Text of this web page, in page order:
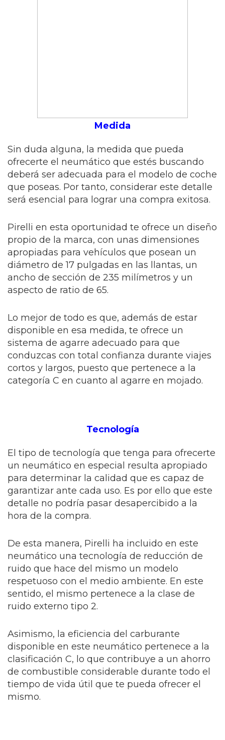
Medida
Sin duda alguna, la medida que pueda
ofrecerte el neumático que estés buscando
deberá ser adecuada para el modelo de coche
que poseas. Por tanto, considerar este detalle
será esencial para lograr una compra exitosa.
Pirelli en esta oportunidad te ofrece un diseño
propio de la marca, con unas dimensiones
apropiadas para vehículos que posean un
diámetro de 17 pulgadas en las llantas, un
ancho de sección de 235 milímetros y un
aspecto de ratio de 65.
Lo mejor de todo es que, además de estar
disponible en esa medida, te ofrece un
sistema de agarre adecuado para que
conduzcas con total confianza durante viajes
cortos y largos, puesto que pertenece a la
categoría C en cuanto al agarre en mojado.
Tecnología
El tipo de tecnología que tenga para ofrecerte
un neumático en especial resulta apropiado
para determinar la calidad que es capaz de
garantizar ante cada uso. Es por ello que este
detalle no podría pasar desapercibido a la
hora de la compra.
De esta manera, Pirelli ha incluido en este
neumático una tecnología de reducción de
ruido que hace del mismo un modelo
respetuoso con el medio ambiente. En este
sentido, el mismo pertenece a la clase de
ruido externo tipo 2.
Asimismo, la eficiencia del carburante
disponible en este neumático pertenece a la
clasificación C, lo que contribuye a un ahorro
de combustible considerable durante todo el
tiempo de vida útil que te pueda ofrecer el
mismo.